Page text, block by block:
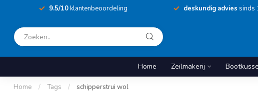
9.5/10klantenbeoordeling deskundig advies sinds
Home Zeilmakerij
Home / Tags / schipperstrui wol